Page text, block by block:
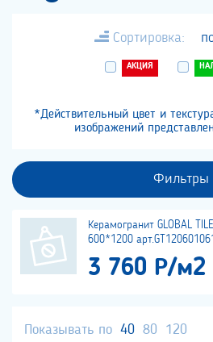
Сортировка:
АКЦИЯ
*Действительный цвет и
изображений
Фильтры
Керамогранит GLOBAL
600*1200
3 760 Р/м2
Показывать по 40 80 120